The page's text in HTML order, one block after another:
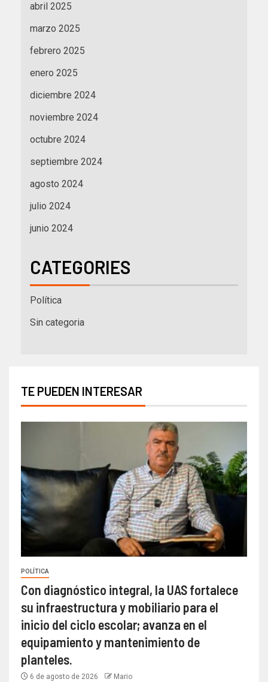
abril 2025
marzo 2025
febrero 2025
enero 2025
diciembre 2024
noviembre 2024
octubre 2024
septiembre 2024
agosto 2024
julio 2024
junio 2024
CATEGORIES
Política
Sin categoria
TE PUEDEN INTERESAR
POLÍTICA
Con diagnóstico integral, la UAS fortalece
su infraestructura y mobiliario para el
inicio del ciclo escolar; avanza en el
equipamiento y mantenimiento de
planteles.
6 de agosto de 2026 Mario